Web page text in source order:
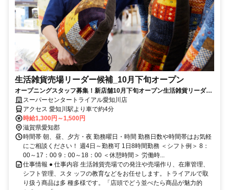
生活雑貨売場リーダー候補_10月下旬オープン
オープニングスタッフ募集！新店舗10月下旬オープン生活雑貨リーダー
候補募集※業務経験要
スーパーセンタートライアル愛知川店
アクセス 愛知川駅より車で約4分
時給1,300円～1,500円
滋賀県愛知郡
時間帯 朝、昼、夕方・夜 勤務曜日・時間 勤務日数や時間帯はお気軽
にご相談ください！ 週4日～勤務可 1日8時間勤務 ＜シフト例＞ 8：
00～17：00 9：00～18：00 ＜休憩時間＞ 労働時...
仕事情報 ● 仕事内容 生活雑貨売場での発注や売場作り、在庫管理、
シフト管理、スタ ッフの教育などをお任せします。トライアルで取
り扱う商品は多 種多様です。「店頭でどう並べたら商品が魅力的